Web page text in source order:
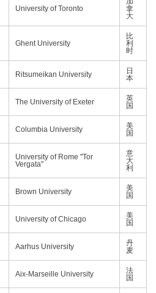
University of Toronto
拿
大
Ghent University
比
利
时
Ritsumeikan University
日
本
The University of Exeter
英
国
Columbia University
美
国
University of Rome "Tor
Vergata"
意
大
利
Brown University
美
国
University of Chicago
美
国
Aarhus University
丹
麦
Aix-Marseille University
法
国